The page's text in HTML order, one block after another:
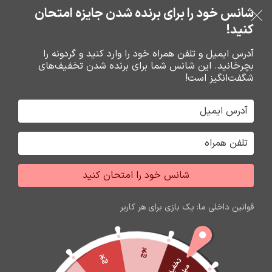
خرید قسطی با ترب‌پی
عبور به ناوبری
رفتن به محتوای اصلی
0 ریال
خانه باتري گوشي،سکه اي،ريموت و پاوربانک باتري
فروشگاه نوین تراشه گنجی
پوچ
پوچ
شانس خود را برای برنده شدن جایزه امتحان
کنید!
آدرس ایمیل و تلفن همراه خود را وارد کنید و گردونه را
بچرخانید. این شانس شما برای برنده شدن تخفیف‌های
شگفت‌انگیز است!
شانس خود را امتحان کنید
قوانین داخلی ما: یک بازی برای هر کاربر